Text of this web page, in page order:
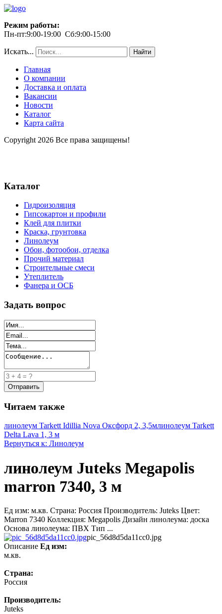
Режим работы:
Пн-пт:9:00-19:00 Сб:9:00-15:00
Искать... Найти
Главная
О компании
Доставка и оплата
Вакансии
Новости
Каталог
Карта сайта
Copyright 2026 Все права защищены!
Каталог
Гидроизоляция
Гипсокартон и профили
Клей для плитки
Краска, грунтовка
Линолеум
Обои, фотообои, отделка
Прочий материал
Строительные смеси
Утеплитель
Фанера и ОСБ
Задать вопрос
Читаем также
линолеум Tarkett Idillia Nova Оксфорд 2, 3,5млинолеум Tarkett
Delta Lava 1, 3 м
Вернуться к: Линолеум
линолеум Juteks Megapolis
marron 7340, 3 м
Ед изм: м.кв. Страна: Россия Производитель: Juteks Цвет:
Marron 7340 Коллекция: Megapolis Дизайн линолеума: доска
Основа линолеума: ПВХ Тип ...
pic_56d8d5da11cc0.jpg
Описание Ед изм:
м.кв.
Страна:
Россия
Производитель:
Juteks